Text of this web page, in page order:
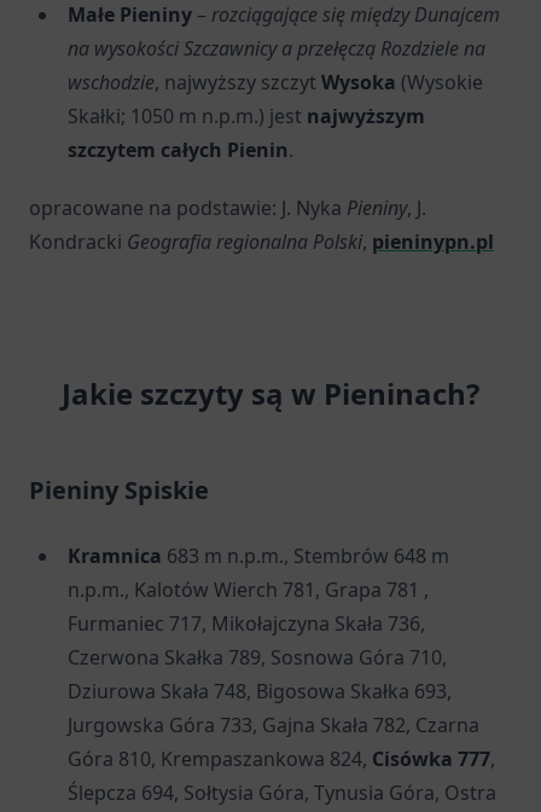
Małe Pieniny – rozciągające się między Dunajcem
na wysokości Szczawnicy a przełęczą Rozdziele na
wschodzie, najwyższy szczyt Wysoka (Wysokie
Skałki; 1050 m n.p.m.) jest najwyższym
szczytem całych Pienin.
opracowane na podstawie: J. Nyka Pieniny, J.
Kondracki Geografia regionalna Polski, pieninypn.pl
Jakie szczyty są w Pieninach?
Pieniny Spiskie
Kramnica 683 m n.p.m., Stembrów 648 m
n.p.m., Kalotów Wierch 781, Grapa 781 ,
Furmaniec 717, Mikołajczyna Skała 736,
Czerwona Skałka 789, Sosnowa Góra 710,
Dziurowa Skała 748, Bigosowa Skałka 693,
Jurgowska Góra 733, Gajna Skała 782, Czarna
Góra 810, Krempaszankowa 824, Cisówka 777,
Ślepcza 694, Sołtysia Góra, Tynusia Góra, Ostra